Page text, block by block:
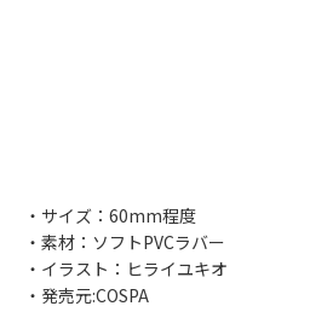
・サイズ：60mm程度
・素材：ソフトPVCラバー
・イラスト：ヒライユキオ
・発売元:COSPA